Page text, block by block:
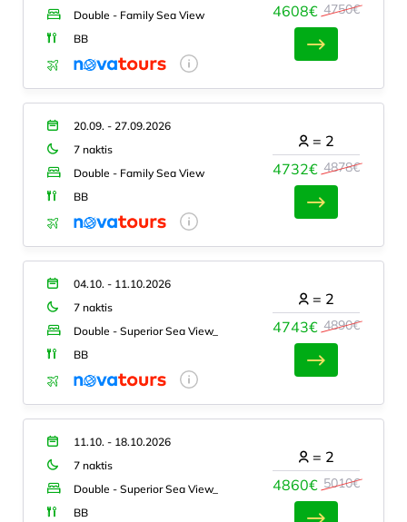
Double - Family Sea View
BB
4608€ 4750€
20.09. - 27.09.2026
7 naktis
Double - Family Sea View
BB
4732€ 4878€
= 2
04.10. - 11.10.2026
7 naktis
Double - Superior Sea View_
BB
4743€ 4890€
= 2
11.10. - 18.10.2026
7 naktis
Double - Superior Sea View_
BB
4860€ 5010€
= 2